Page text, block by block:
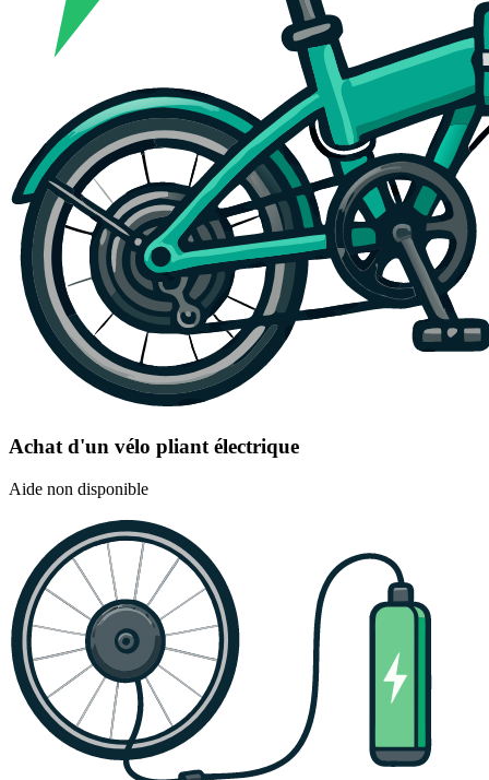
Achat d'un vélo pliant électrique
Aide non disponible